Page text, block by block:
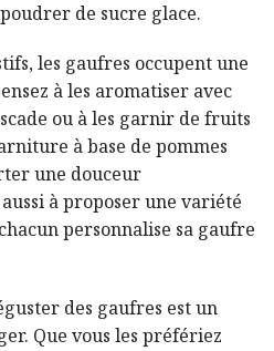
de sucre glace.
les gaufres occupent une
à les aromatiser avec
ou à les garnir de fruits
à base de pommes
une douceur
à proposer une variété
personnalise sa gaufre
des gaufres est un
Que vous les préfériez